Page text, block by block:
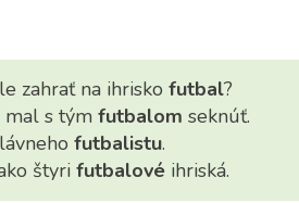
zahrať na ihrisko futbal?
mal s tým futbalom seknúť.
futbalistu.
štyri futbalové ihriská.